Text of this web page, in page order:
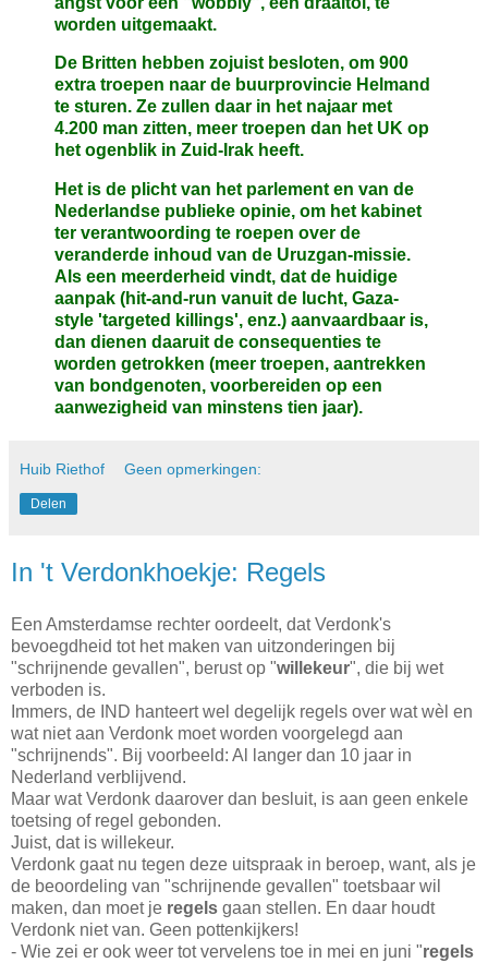
worden uitgemaakt.
De Britten hebben zojuist besloten, om 900
extra troepen naar de buurprovincie Helmand
te sturen. Ze zullen daar in het najaar met
4.200 man zitten, meer troepen dan het UK op
het ogenblik in Zuid-Irak heeft.
Het is de plicht van het parlement en van de
Nederlandse publieke opinie, om het kabinet
ter verantwoording te roepen over de
veranderde inhoud van de Uruzgan-missie.
Als een meerderheid vindt, dat de huidige
aanpak (hit-and-run vanuit de lucht, Gaza-
style 'targeted killings', enz.) aanvaardbaar is,
dan dienen daaruit de consequenties te
worden getrokken (meer troepen, aantrekken
van bondgenoten, voorbereiden op een
aanwezigheid van minstens tien jaar).
Huib Riethof Geen opmerkingen:
Delen
In 't Verdonkhoekje: Regels
Een Amsterdamse rechter oordeelt, dat Verdonk's
bevoegdheid tot het maken van uitzonderingen bij
"schrijnende gevallen", berust op "willekeur", die bij wet
verboden is.
Immers, de IND hanteert wel degelijk regels over wat wèl en
wat niet aan Verdonk moet worden voorgelegd aan
"schrijnends". Bij voorbeeld: Al langer dan 10 jaar in
Nederland verblijvend.
Maar wat Verdonk daarover dan besluit, is aan geen enkele
toetsing of regel gebonden.
Juist, dat is willekeur.
Verdonk gaat nu tegen deze uitspraak in beroep, want, als je
de beoordeling van "schrijnende gevallen" toetsbaar wil
maken, dan moet je regels gaan stellen. En daar houdt
Verdonk niet van. Geen pottenkijkers!
- Wie zei er ook weer tot vervelens toe in mei en juni "regels